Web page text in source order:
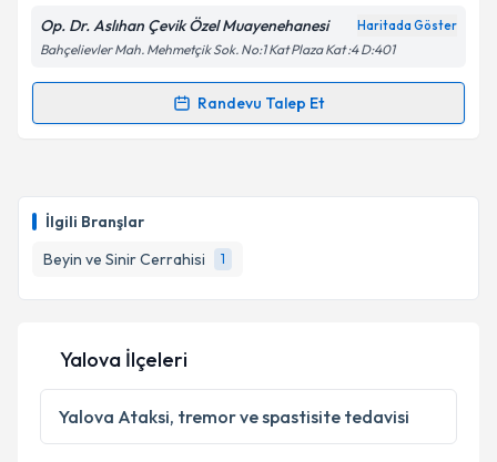
İlgili Branşlar
Beyin ve Sinir Cerrahisi
1
Kişisel verilerimin işlenmesine ilişkin
Metni'ni okudum ve kişisel verilerimin belirtilen
Op. Dr. Aslıhan Çevik Özel Muayenehanesi Haritada Göster
Bahçelievler Mah. Mehmetçik Sok. No:1 Kat Plaza Kat :4 D:401
Randevu Talep Et
Randevu Takvimi Talebi
takvim hazırlandığında e-posta ile bilgilendireceğiz.
Kişisel verilerimin işlenmesine ilişkinAydınlatma
Metni
'ni okudum ve kişisel verilerimin belirtilen
kapsamda işlenmesini kabul ediyorum.
Yalova İlçeleri
Yalova Ataksi, tremor ve spastisite tedavisi